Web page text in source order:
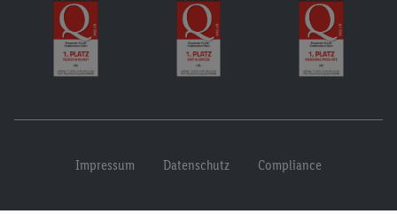
Impressum Datenschutz Compliance